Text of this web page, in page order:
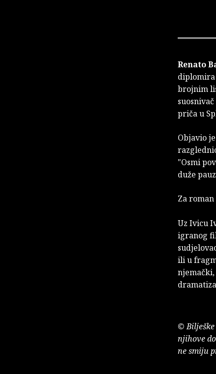
Renato
diplomira
brojnim
priča u
Objavio
"Osmi
duže
Za
Uz Ivicu
igranog
ili u
©
njihove
ne smiju